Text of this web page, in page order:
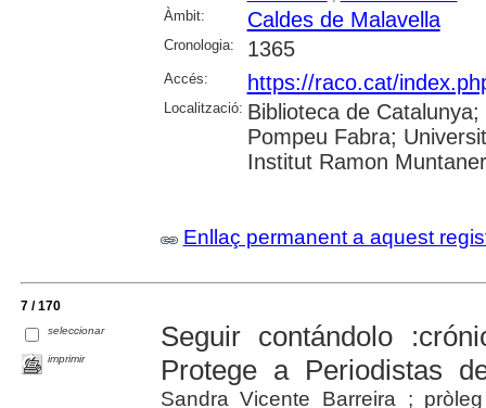
Àmbit:
Caldes de Malavella
Cronologia: 1365
Accés: https://raco.cat/
Localització: Biblioteca de
Pompeu Fabra;
Institut Ramon Muntaner
Enllaç permanent a aquest
7 / 170
seleccionar
imprimir
Seguir contándolo
Protege a Periodistas
Sandra Vicente Barreira ;